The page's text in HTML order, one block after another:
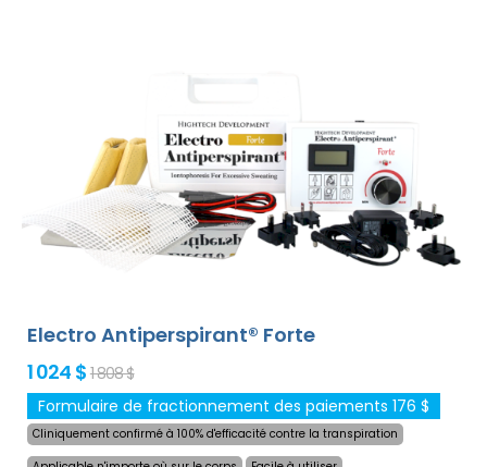
mains, des pieds et des aisselles (inclus dans le forfait
de base). Avec des adaptateurs supplémentaires, la
transpiration excessive de la tête, du front, de
l`abdomen, du dos, des fesses, de la poitrine et d`autres
parties du corps peut être traitée avec succès et
Garantie de remboursement en
gratuite !
Electro Antiperspirant® Forte
1 024 $ 1 808 $
Formulaire de fractionnement des paiements 176 $
Cliniquement confirmé à 100% d'efficacité contre la transpiration